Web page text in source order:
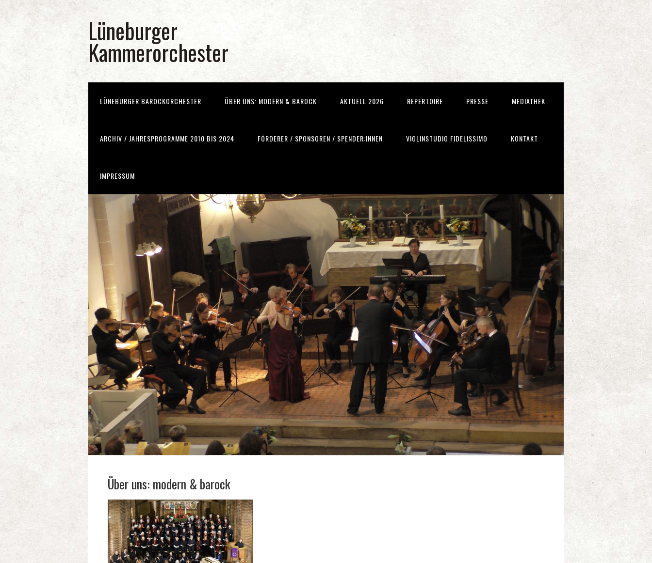
Lüneburger
Kammerorchester
LÜNEBURGER BAROCKORCHESTER ÜBER UNS: MODERN & BAROCK AKTUELL 2026 REPERTOIRE PRESSE MEDIATHEK
ARCHIV / JAHRESPROGRAMME 2010 BIS 2024 FÖRDERER / SPONSOREN / SPENDER:INNEN VIOLINSTUDIO FIDELISSIMO KONTAKT
IMPRESSUM
Über uns: modern & barock